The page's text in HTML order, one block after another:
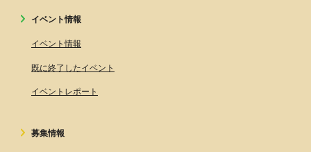
イベント情報
イベント情報
既に終了したイベント
イベントレポート
募集情報